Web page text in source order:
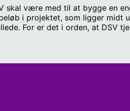
skal være med til at bygge en
i projektet, som ligger midt
For er det i orden, at DSV
kommer med deres